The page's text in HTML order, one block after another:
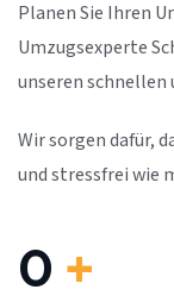
Planen Sie Ihren
Umzugsexperte
unseren
Wir sorgen dafür,
und stressfrei wie
0 +